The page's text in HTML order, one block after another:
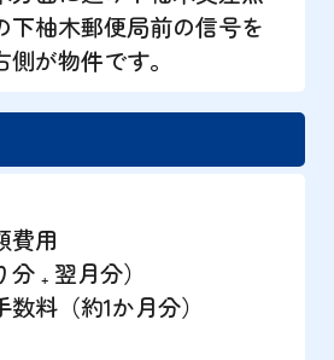
下柚木郵便局前の信号を
が物件です。
費用
₊ 翌月分）
料（約1か月分）